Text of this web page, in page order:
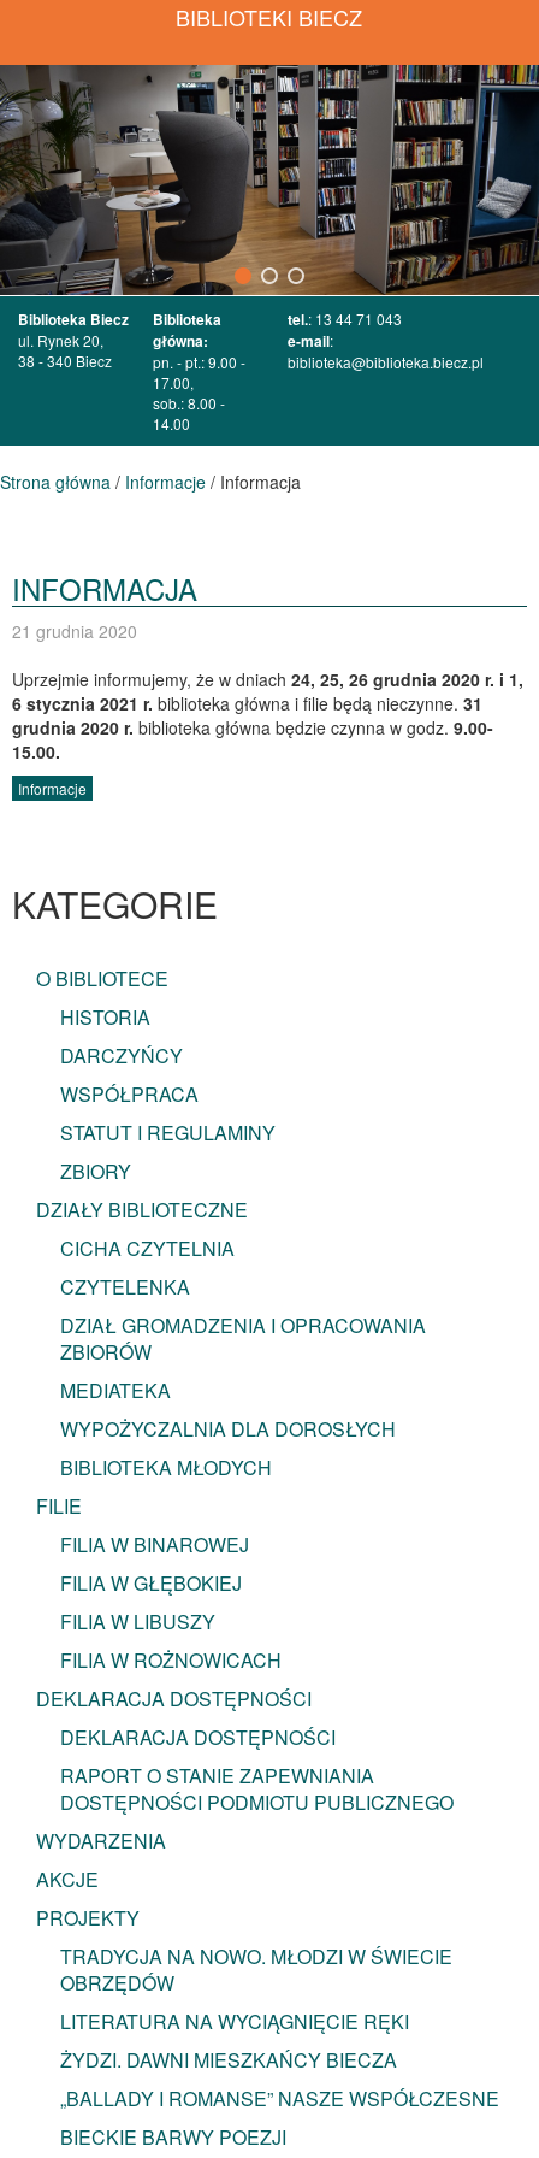
BIBLIOTEKI BIECZ
Biblioteka Biecz
ul. Rynek 20,
38 - 340 Biecz
Biblioteka
główna:
pn. - pt.: 9.00 -
17.00,
sob.: 8.00 -
14.00
tel.: 13 44 71 043
e-mail:
biblioteka@biblioteka.biecz.pl
Strona główna / Informacje / Informacja
INFORMACJA
21 grudnia 2020
Uprzejmie informujemy, że w dniach 24, 25, 26 grudnia 2020 r. i 1,
6 stycznia 2021 r. biblioteka główna i filie będą nieczynne. 31
grudnia 2020 r. biblioteka główna będzie czynna w godz. 9.00-
15.00.
Informacje
KATEGORIE
O BIBLIOTECE
HISTORIA
DARCZYŃCY
WSPÓŁPRACA
STATUT I REGULAMINY
ZBIORY
DZIAŁY BIBLIOTECZNE
CICHA CZYTELNIA
CZYTELENKA
DZIAŁ GROMADZENIA I OPRACOWANIA
ZBIORÓW
MEDIATEKA
WYPOŻYCZALNIA DLA DOROSŁYCH
BIBLIOTEKA MŁODYCH
FILIE
FILIA W BINAROWEJ
FILIA W GŁĘBOKIEJ
FILIA W LIBUSZY
FILIA W ROŻNOWICACH
DEKLARACJA DOSTĘPNOŚCI
DEKLARACJA DOSTĘPNOŚCI
RAPORT O STANIE ZAPEWNIANIA
DOSTĘPNOŚCI PODMIOTU PUBLICZNEGO
WYDARZENIA
AKCJE
PROJEKTY
TRADYCJA NA NOWO. MŁODZI W ŚWIECIE
OBRZĘDÓW
LITERATURA NA WYCIĄGNIĘCIE RĘKI
ŻYDZI. DAWNI MIESZKAŃCY BIECZA
„BALLADY I ROMANSE” NASZE WSPÓŁCZESNE
BIECKIE BARWY POEZJI